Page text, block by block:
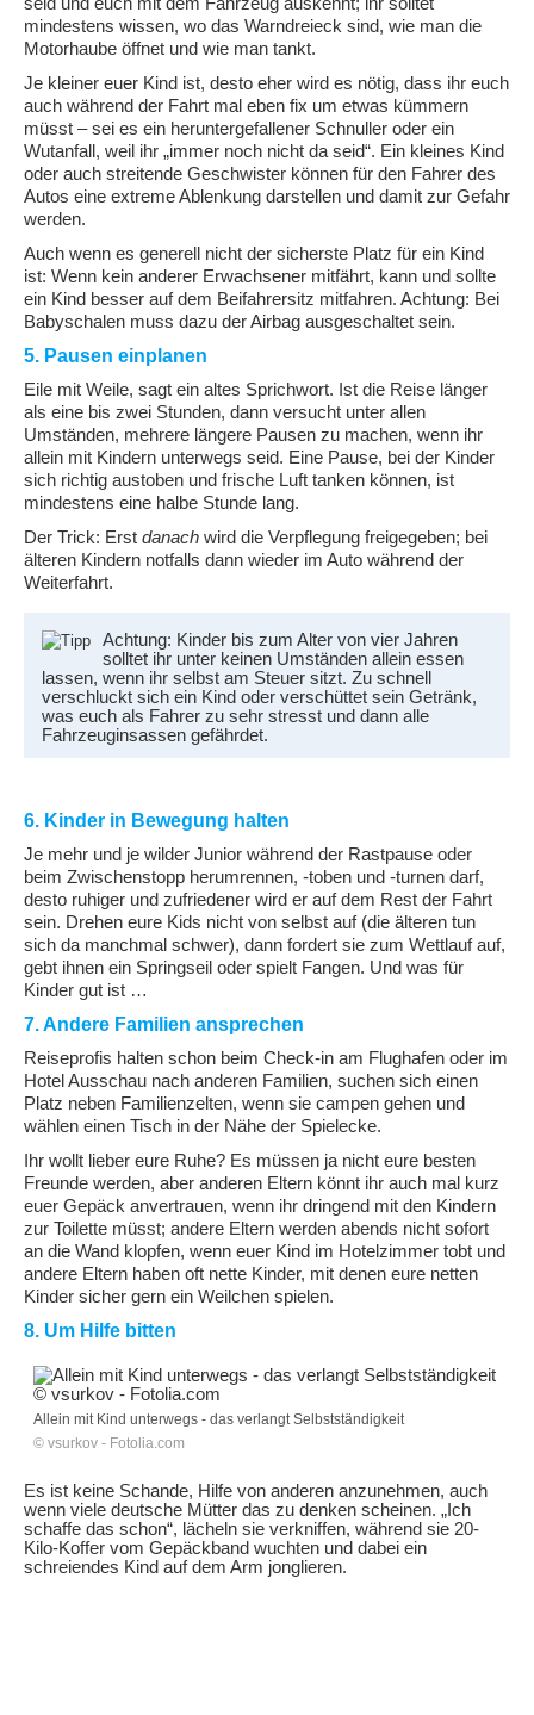
mindestens wissen, wo das Warndreieck sind, wie man die
Motorhaube öffnet und wie man tankt.
Je kleiner euer Kind ist, desto eher wird es nötig, dass ihr euch
auch während der Fahrt mal eben fix um etwas kümmern
müsst – sei es ein heruntergefallener Schnuller oder ein
Wutanfall, weil ihr „immer noch nicht da seid“. Ein kleines Kind
oder auch streitende Geschwister können für den Fahrer des
Autos eine extreme Ablenkung darstellen und damit zur Gefahr
werden.
Auch wenn es generell nicht der sicherste Platz für ein Kind
ist: Wenn kein anderer Erwachsener mitfährt, kann und sollte
ein Kind besser auf dem Beifahrersitz mitfahren. Achtung: Bei
Babyschalen muss dazu der Airbag ausgeschaltet sein.
5. Pausen einplanen
Eile mit Weile, sagt ein altes Sprichwort. Ist die Reise länger
als eine bis zwei Stunden, dann versucht unter allen
Umständen, mehrere längere Pausen zu machen, wenn ihr
allein mit Kindern unterwegs seid. Eine Pause, bei der Kinder
sich richtig austoben und frische Luft tanken können, ist
mindestens eine halbe Stunde lang.
Der Trick: Erst danach wird die Verpflegung freigegeben; bei
älteren Kindern notfalls dann wieder im Auto während der
Weiterfahrt.
Achtung: Kinder bis zum Alter von vier Jahren
solltet ihr unter keinen Umständen allein essen
lassen, wenn ihr selbst am Steuer sitzt. Zu schnell
verschluckt sich ein Kind oder verschüttet sein Getränk,
was euch als Fahrer zu sehr stresst und dann alle
Fahrzeuginsassen gefährdet.
6. Kinder in Bewegung halten
Je mehr und je wilder Junior während der Rastpause oder
beim Zwischenstopp herumrennen, -toben und -turnen darf,
desto ruhiger und zufriedener wird er auf dem Rest der Fahrt
sein. Drehen eure Kids nicht von selbst auf (die älteren tun
sich da manchmal schwer), dann fordert sie zum Wettlauf auf,
gebt ihnen ein Springseil oder spielt Fangen. Und was für
Kinder gut ist …
7. Andere Familien ansprechen
Reiseprofis halten schon beim Check-in am Flughafen oder im
Hotel Ausschau nach anderen Familien, suchen sich einen
Platz neben Familienzelten, wenn sie campen gehen und
wählen einen Tisch in der Nähe der Spielecke.
Ihr wollt lieber eure Ruhe? Es müssen ja nicht eure besten
Freunde werden, aber anderen Eltern könnt ihr auch mal kurz
euer Gepäck anvertrauen, wenn ihr dringend mit den Kindern
zur Toilette müsst; andere Eltern werden abends nicht sofort
an die Wand klopfen, wenn euer Kind im Hotelzimmer tobt und
andere Eltern haben oft nette Kinder, mit denen eure netten
Kinder sicher gern ein Weilchen spielen.
8. Um Hilfe bitten
Allein mit Kind unterwegs - das verlangt Selbstständigkeit
© vsurkov - Fotolia.com
Es ist keine Schande, Hilfe von anderen anzunehmen, auch
wenn viele deutsche Mütter das zu denken scheinen. „Ich
schaffe das schon“, lächeln sie verkniffen, während sie 20-
Kilo-Koffer vom Gepäckband wuchten und dabei ein
schreiendes Kind auf dem Arm jonglieren.